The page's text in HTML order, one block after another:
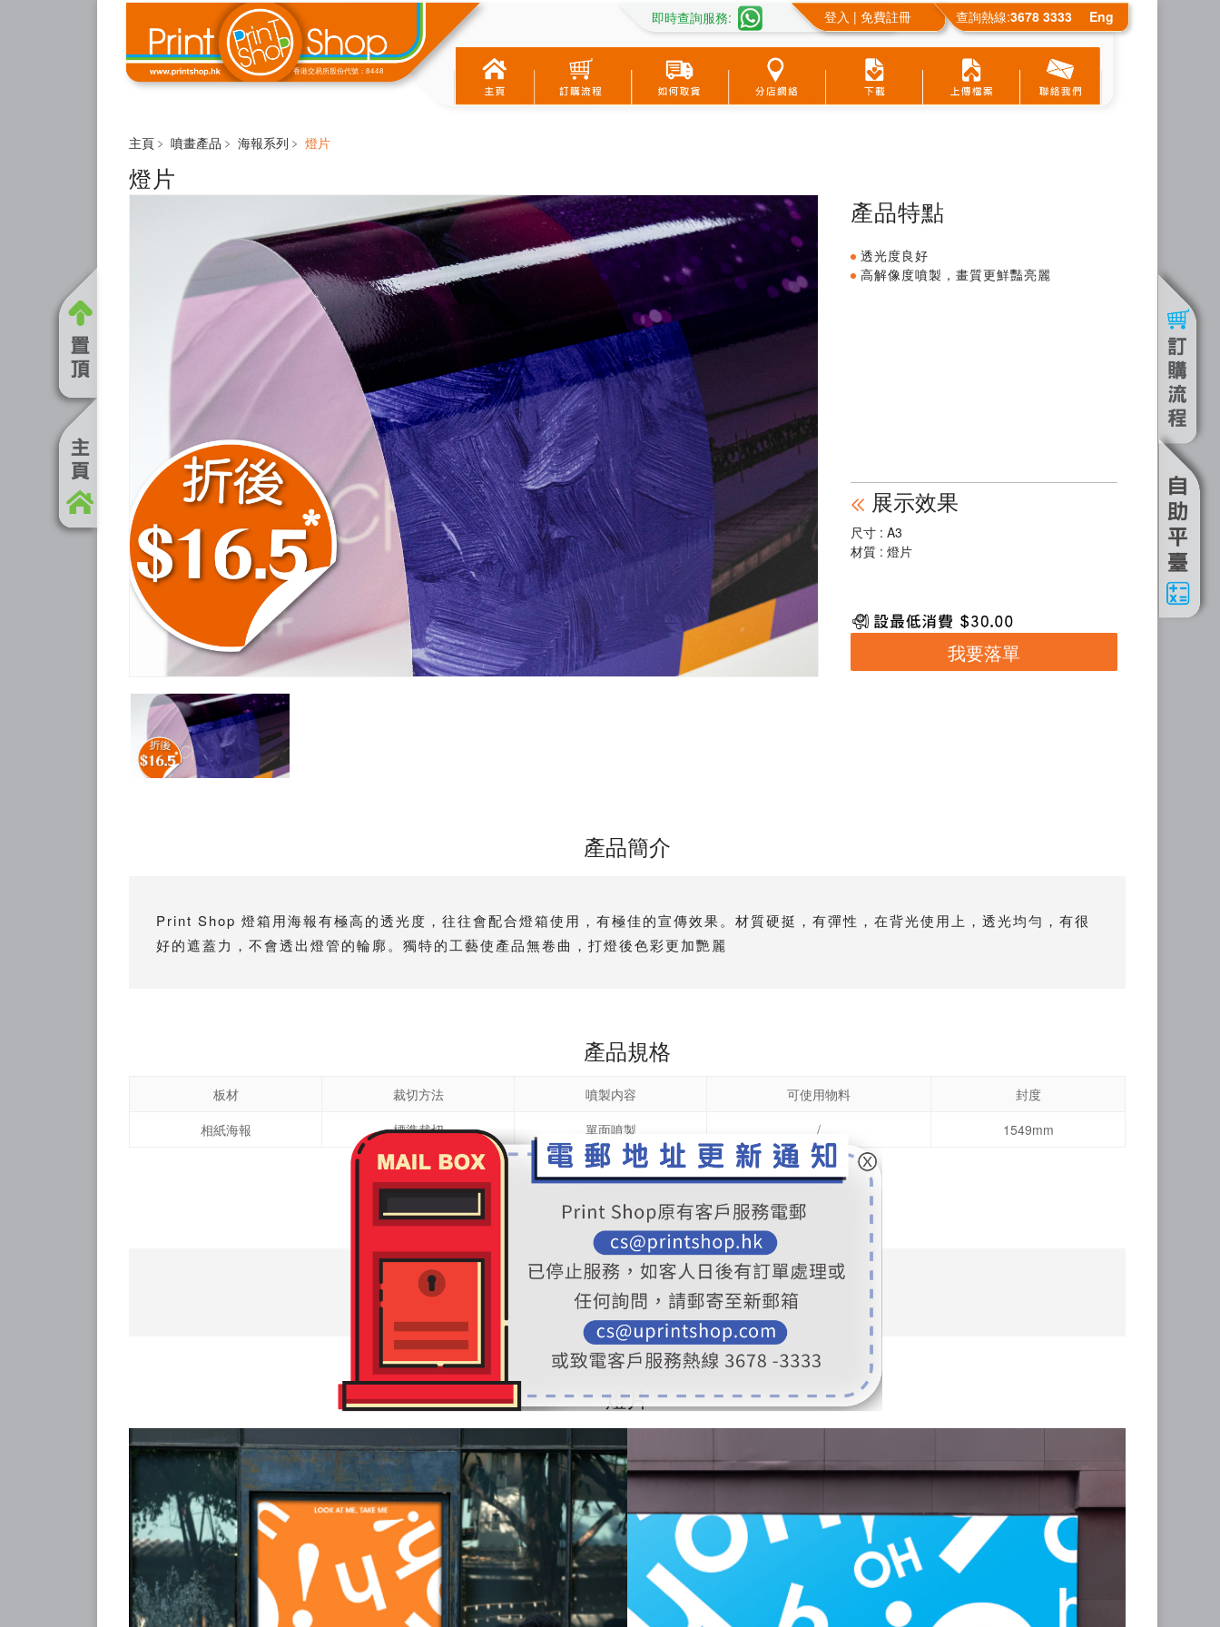
即時查詢服務: 登入 | 免費註冊 查詢熱線:3678 3333 Eng
香港交易所股份代號：8448
主頁﹥ 噴畫產品 ﹥ 海報系列 ﹥ 燈片
燈片
產品特點
透光度良好
高解像度噴製，畫質更鮮豔亮麗
展⽰效果
尺寸 : A3
材質 : 燈片
我要落單
產品簡介
Print Shop 燈箱用海報有極高的透光度，往往會配合燈箱使用，有極佳的宣傳效果。材質硬挺，有彈性，在背光使用上，透光均勻，有很
好的遮蓋力，不會透出燈管的輪廓。獨特的工藝使產品無卷曲，打燈後色彩更加艷麗
產品規格
板材 裁切方法 噴製内容 可使用物料
封度
相紙海報
標準裁切 單面噴製 / 1549mm
交貨期
標準裁切 : 2 個工作天
燈片